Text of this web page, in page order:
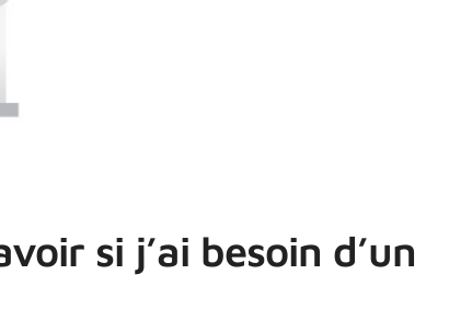
si j’ai besoin d’un